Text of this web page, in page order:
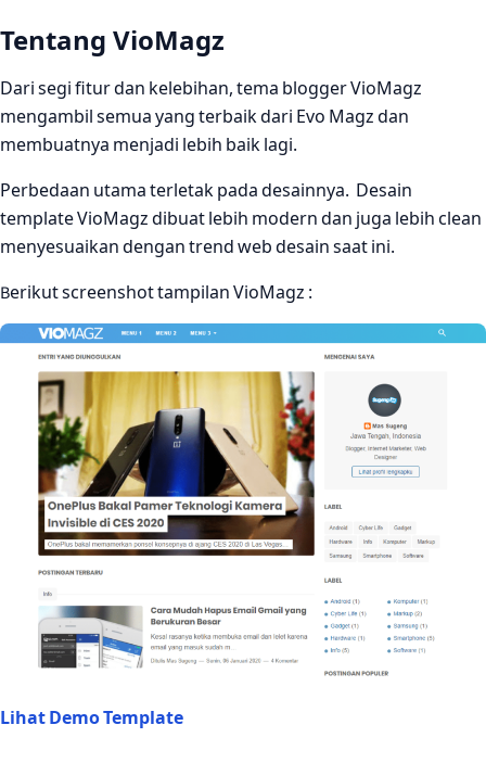
Tentang VioMagz
Dari segi fitur dan kelebihan, tema blogger VioMagz
mengambil semua yang terbaik dari Evo Magz dan
membuatnya menjadi lebih baik lagi.
Perbedaan utama terletak pada desainnya. Desain
template VioMagz dibuat lebih modern dan juga lebih clean
menyesuaikan dengan trend web desain saat ini.
Berikut screenshot tampilan VioMagz :
Lihat Demo Template